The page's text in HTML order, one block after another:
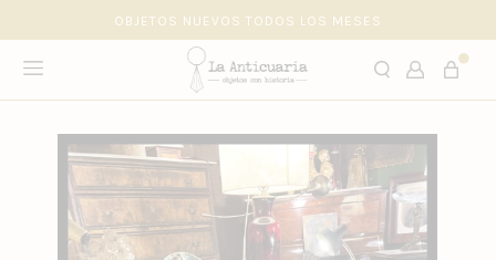
OBJETOS NUEVOS TODOS LOS MESES
hola@laanticuaria.cl